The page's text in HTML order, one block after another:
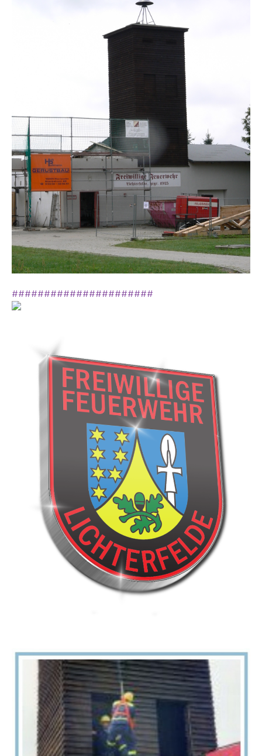
######################